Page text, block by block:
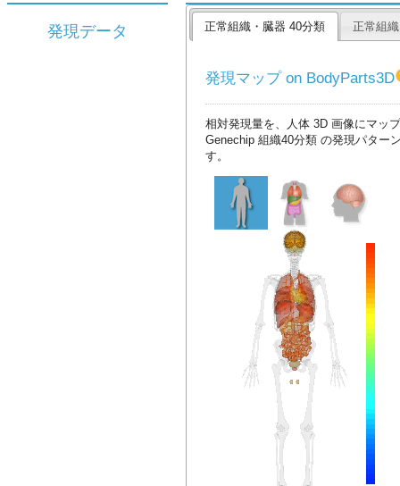
発現データ 正常組織・臓器 40分類 正常組
発現マップ on BodyParts3D
相対発現量を、人体 3D 画像にマッ
Genechip 組織40分類 の発現パター
す。